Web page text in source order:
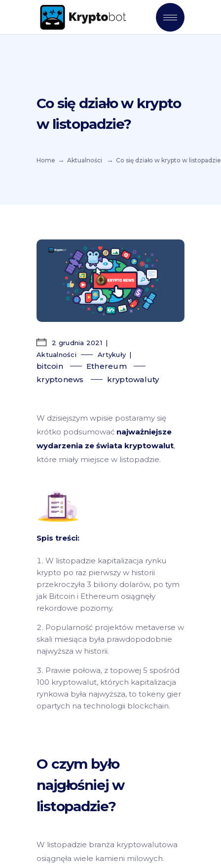
Co się działo w krypto
w listopadzie?
Home Aktualności Co się działo w krypto w
2 grudnia 2021
Aktualności
Artykuły
bitcoin
Ethereum
kryptonews
kryptowaluty
W dzisiejszym wpisie postaramy się
krótko podsumować najważniejsze
wydarzenia ze świata kryptowalut,
które miały miejsce w listopadzie.
Spis treści:
W listopadzie kapitalizacja rynku
krypto po raz pierwszy w historii
przekroczyła 3 biliony dolarów, po tym
jak Bitcoin i Ethereum osiągnęły
rekordowe poziomy.
Popularność projektów metaverse w
skali miesiąca była prawdopodobnie
najwyższa w historii.
Prawie połowa, z topowej 5 spośród
100 kryptowalut, których kapitalizacja
rynkowa była najwyższa, to tokeny gier
opartych na technologii blockchain.
O czym było
najgłośniej w
listopadzie?
W listopadzie branża kryptowalutowa
osiągnęła wiele kamieni milowych.